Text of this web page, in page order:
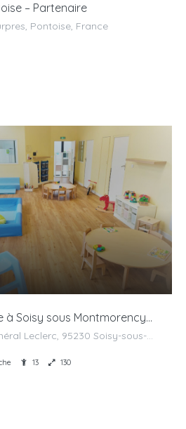
– Partenaire
Pontoise, France
Micro crèche à Soisy sous Montmorency – Bulles de Crèches
156 Av. du Général Leclerc, 95230 Soisy-sous-Montmorency, France
13 130